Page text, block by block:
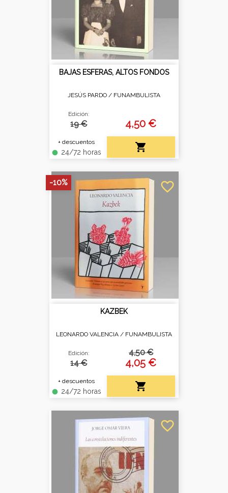
BAJAS ESFERAS, ALTOS FONDOS
JESÚS PARDO / FUNAMBULISTA
Edición:
19 €
+ descuentos
fiber_manual_record 24/72 horas
4,50 €

KAZBEK
LEONARDO VALENCIA / FUNAMBULISTA
Edición:
14 €
+ descuentos
fiber_manual_record 24/72 horas
4,50 €
4,05 €

favorite_border
-10%
favorite_border